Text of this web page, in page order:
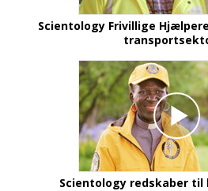
Scientology Frivillige
Scientology redskaber til